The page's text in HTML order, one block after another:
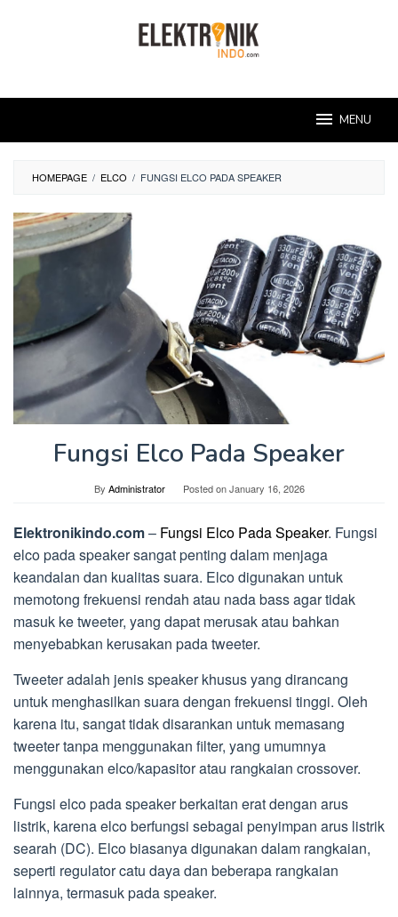
MENU
HOMEPAGE / ELCO / FUNGSI ELCO PADA SPEAKER
Fungsi Elco Pada Speaker
By Administrator Posted onJanuary 16, 2026
Elektronikindo.com– Fungsi Elco Pada Speaker. Fungsi
elco pada speaker sangat penting dalam menjaga
keandalan dan kualitas suara. Elco digunakan untuk
memotong frekuensi rendah atau nada bass agar tidak
masuk ke tweeter, yang dapat merusak atau bahkan
menyebabkan kerusakan pada tweeter.
Tweeter adalah jenis speaker khusus yang dirancang
untuk menghasilkan suara dengan frekuensi tinggi. Oleh
karena itu, sangat tidak disarankan untuk memasang
tweeter tanpa menggunakan filter, yang umumnya
menggunakan elco/kapasitor atau rangkaian crossover.
Fungsi elco pada speaker berkaitan erat dengan arus
listrik, karena elco berfungsi sebagai penyimpan arus listrik
searah (DC). Elco biasanya digunakan dalam rangkaian,
seperti regulator catu daya dan beberapa rangkaian
lainnya, termasuk pada speaker.